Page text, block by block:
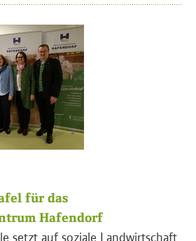
für das
Hafendorf
setzt auf soziale Landwirtschaft